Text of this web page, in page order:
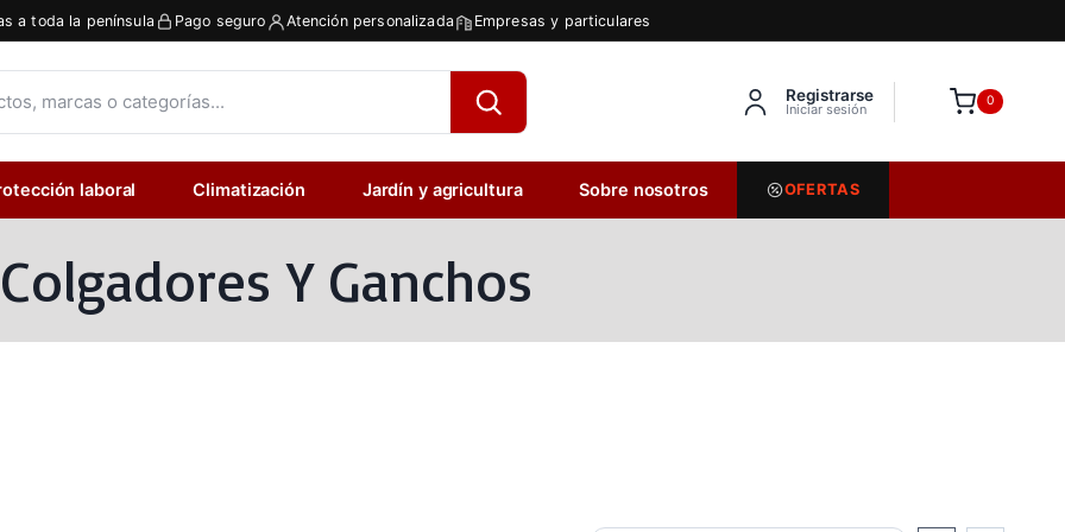
a toda la península Pago seguro Atención personalizada Empresas y particulares
Registrarse
Iniciar sesión 0
laboral Climatización Jardín y agricultura Sobre nosotros OFERTAS
Colgadores Y Ganchos